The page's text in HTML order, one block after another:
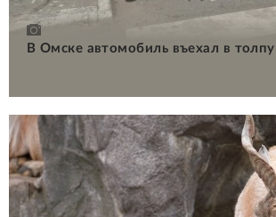
В Омске автомобиль въехал в толпу